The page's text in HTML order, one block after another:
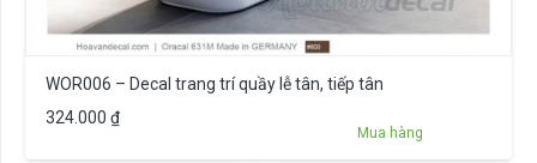
WOR006 – Decal trang trí quầy lễ tân, tiếp tân
324.000 ₫
Mua hàng